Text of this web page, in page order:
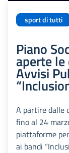
sport di tutti
Piano
aperte
Avvisi
A partire dalle
fino al 24
piattaforme
ai bandi